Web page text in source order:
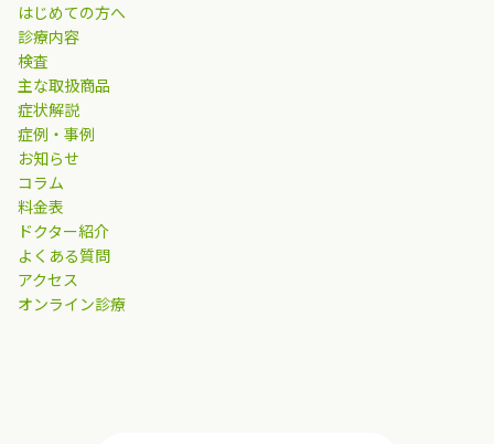
はじめての方へ
診療内容
検査
主な取扱商品
症状解説
症例・事例
お知らせ
コラム
料金表
ドクター紹介
よくある質問
アクセス
オンライン診療